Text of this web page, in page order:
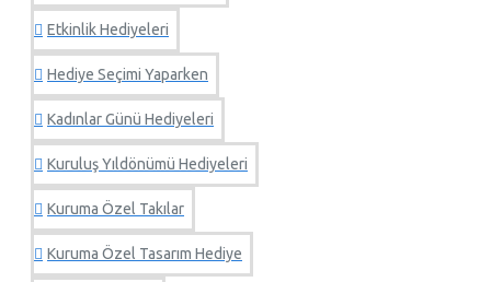
Etkinlik Hediyeleri
Hediye Seçimi Yaparken
Kadınlar Günü Hediyeleri
Kuruluş Yıldönümü Hediyeleri
Kuruma Özel Takılar
Kuruma Özel Tasarım Hediye